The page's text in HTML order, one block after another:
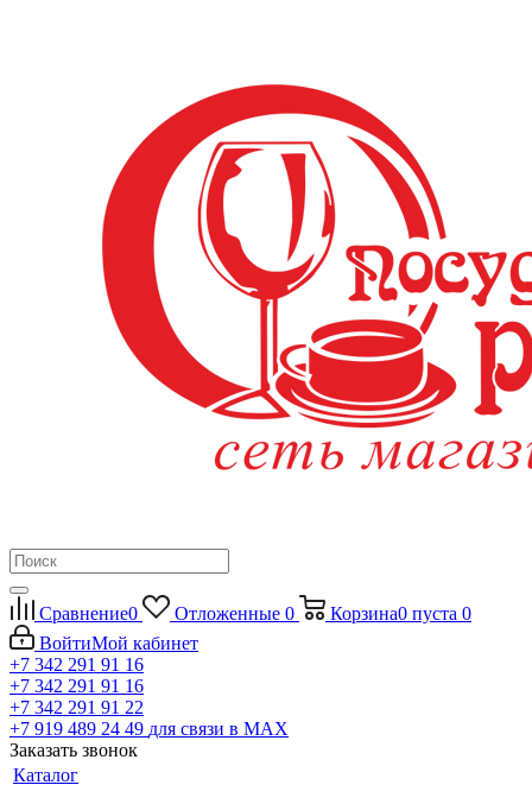
Сравнение0 Отложенные 0 Корзина0 пуста 0
ВойтиМой кабинет
+7 342 291 91 16
+7 342 291 91 16
+7 342 291 91 22
+7 919 489 24 49 для связи в МАХ
Заказать звонок
Каталог